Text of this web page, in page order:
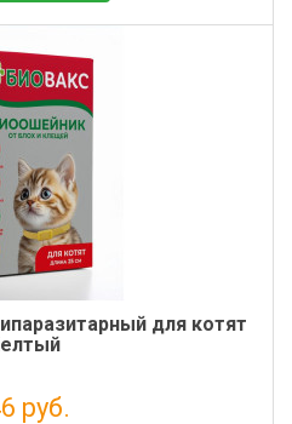
для котят
руб.